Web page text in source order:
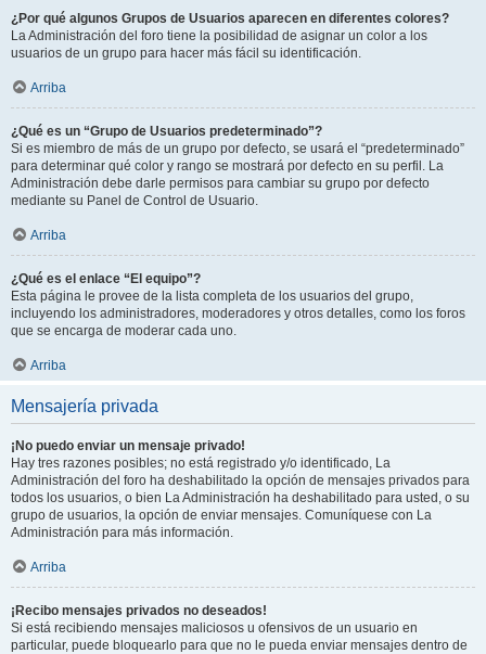
¿Por qué algunos Grupos de Usuarios aparecen en diferentes colores?
La Administración del foro tiene la posibilidad de asignar un color a los
usuarios de un grupo para hacer más fácil su identificación.
Arriba
¿Qué es un “Grupo de Usuarios predeterminado”?
Si es miembro de más de un grupo por defecto, se usará el “predeterminado”
para determinar qué color y rango se mostrará por defecto en su perfil. La
Administración debe darle permisos para cambiar su grupo por defecto
mediante su Panel de Control de Usuario.
Arriba
¿Qué es el enlace “El equipo”?
Esta página le provee de la lista completa de los usuarios del grupo,
incluyendo los administradores, moderadores y otros detalles, como los foros
que se encarga de moderar cada uno.
Arriba
Mensajería privada
¡No puedo enviar un mensaje privado!
Hay tres razones posibles; no está registrado y/o identificado, La
Administración del foro ha deshabilitado la opción de mensajes privados para
todos los usuarios, o bien La Administración ha deshabilitado para usted, o su
grupo de usuarios, la opción de enviar mensajes. Comuníquese con La
Administración para más información.
Arriba
¡Recibo mensajes privados no deseados!
Si está recibiendo mensajes maliciosos u ofensivos de un usuario en
particular, puede bloquearlo para que no le pueda enviar mensajes dentro de